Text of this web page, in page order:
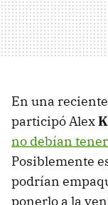
En una
participó Alex
no debían
Posiblemente
podrían
ponerlo a la